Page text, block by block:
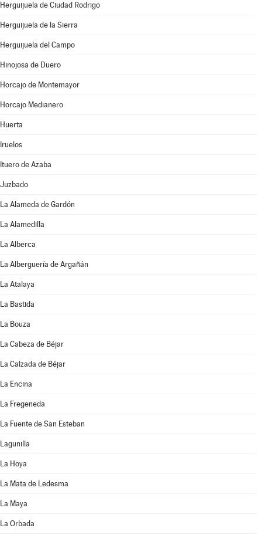
Herguijuela de Ciudad Rodrigo
Herguijuela de la Sierra
Herguijuela del Campo
Hinojosa de Duero
Horcajo de Montemayor
Horcajo Medianero
Huerta
Iruelos
Ituero de Azaba
Juzbado
La Alameda de Gardón
La Alamedilla
La Alberca
La Alberguería de Argañán
La Atalaya
La Bastida
La Bouza
La Cabeza de Béjar
La Calzada de Béjar
La Encina
La Fregeneda
La Fuente de San Esteban
Lagunilla
La Hoya
La Mata de Ledesma
La Maya
La Orbada